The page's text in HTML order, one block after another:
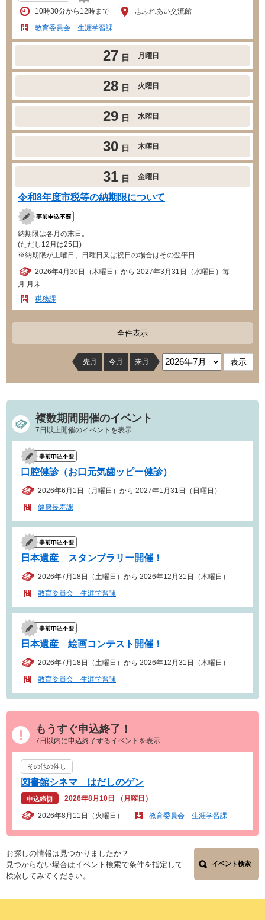
10時30分から12時まで
志ふれあい交流館
教育委員会 生涯学習課
27 日 月曜日
28 日 火曜日
29 日 水曜日
30 日 木曜日
31 日 金曜日
令和8年度市税等の納期限について
納期限は各月の末日。
(ただし12月は25日)
※納期限が土曜日、日曜日又は祝日の場合はその翌平日
2026年4月30日（木曜日）から 2027年3月31日（水曜日）毎
月 月末
税務課
全件表示
先月 今月 来月
複数期間開催のイベント
7日以上開催のイベントを表示
口腔健診（お口元気歯ッピー健診）
2026年6月1日（月曜日）から 2027年1月31日（日曜日）
健康長寿課
日本遺産 スタンプラリー開催！
2026年7月18日（土曜日）から 2026年12月31日（木曜日）
教育委員会 生涯学習課
日本遺産 絵画コンテスト開催！
2026年7月18日（土曜日）から 2026年12月31日（木曜日）
教育委員会 生涯学習課
もうすぐ申込終了！
7日以内に申込終了するイベントを表示
その他の催し
図書館シネマ はだしのゲン
申込締切 2026年8月10日 （月曜日）
2026年8月11日（火曜日） 教育委員会 生涯学習課
お探しの情報は見つかりましたか？
見つからない場合はイベント検索で条件を指定して
検索してみてください。
イベント検索